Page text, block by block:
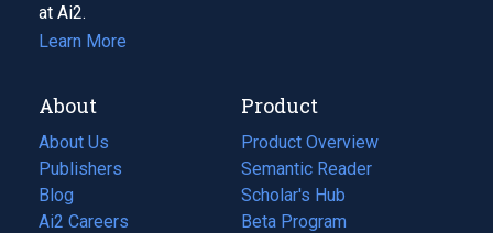
at Ai2.
Learn More
About
About Us
Publishers
Blog
(opens
in
Ai2 Careers
(opens
Product
Product Overview
Semantic Reader
Scholar's Hub
Beta Program